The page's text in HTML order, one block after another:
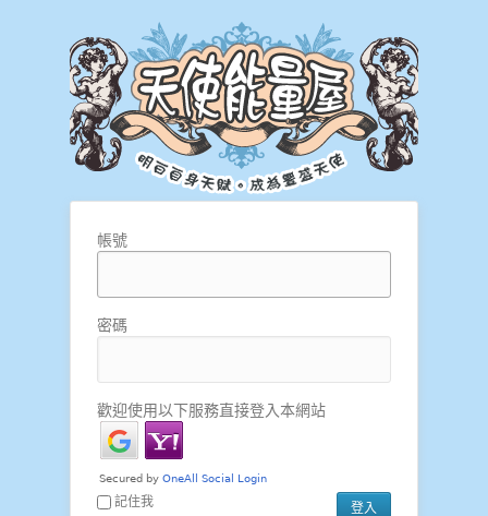
帳號
密碼
歡迎使用以下服務直接登入本網站
記住我